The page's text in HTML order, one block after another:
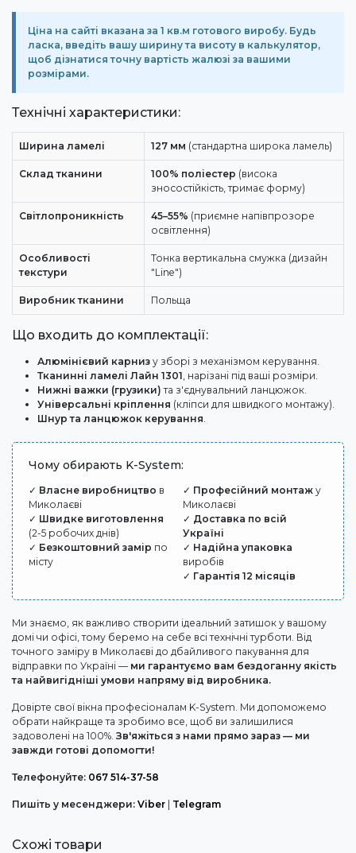
Ціна на сайті вказана за 1 кв.м готового виробу. Будь
ласка, введіть вашу ширину та висоту в калькулятор,
щоб дізнатися точну вартість жалюзі за вашими
розмірами.
Технічні характеристики:
Ширина ламелі 127 мм (стандартна широка ламель)
Склад тканини 100% поліестер (висока
зносостійкість, тримає форму)
Світлопроникність 45–55% (приємне напівпрозоре
освітлення)
Особливості
текстури
Тонка вертикальна смужка (дизайн
"Line")
Виробник тканини Польща
Що входить до комплектації:
Алюмінієвий карниз у зборі з механізмом керування.
Тканинні ламелі Лайн 1301 , нарізані під ваші розміри.
Нижні важки (грузики) та з'єднувальний ланцюжок.
Універсальні кріплення (кліпси для швидкого монтажу).
Шнур та ланцюжок керування
Чому обирають K-System:
✓ Власне виробництво в
Миколаєві
✓ Швидке виготовлення
(2-5 робочих днів)
✓ Безкоштовний замір по
місту
✓ Професійний монтажу
Миколаєві
✓ Доставка по всій
Україні
✓ Надійна упаковка
виробів
✓ Гарантія 12 місяців
Ми знаємо, як важливо створити ідеальний затишок у вашому
домі чи офісі, тому беремо на себе всі технічні турботи. Від
точного заміру в Миколаєві до дбайливого пакування для
відправки по Україні — ми гарантуємо вам бездоганну якість
та найвигідніші умови напряму від виробника.
Довірте свої вікна професіоналам K-System. Ми допоможемо
обрати найкраще та зробимо все, щоб ви залишилися
задоволені на 100%. Зв'яжіться з нами прямо зараз — ми
завжди готові допомогти!
Телефонуйте: 067 514-37-58
Пишіть у месенджери: Viber Telegram
Схожі товари